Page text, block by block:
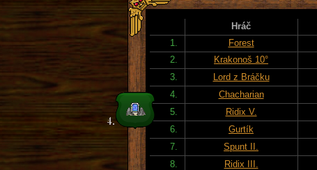
Hráč
1.
Forest
2.
Krakonoš 10°
3.
Lord z Bráčku
4.
Chacharian
5.
Ridix V.
6.
Gurtík
7.
Spunt II.
8.
Ridix III.